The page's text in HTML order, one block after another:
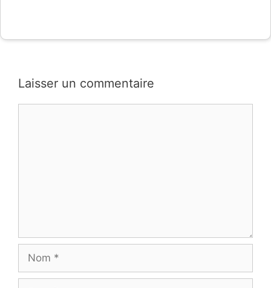
Laisser un commentaire